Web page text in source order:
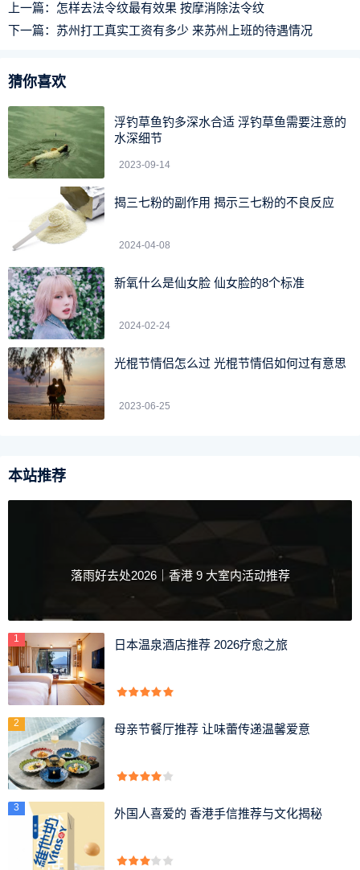
点，女款的稍微低一些，但是不影响穿戴的体验感。空军一
号男款的鞋面要低一些，女款的鞋面要稍微高一些，女款的
空军一号男款女生可以穿吗
空军一号男款女生是可以穿的，但是两者的鞋码会有一定
差别，男款39码的鞋长为24.5cm，女款为25cm。女款39码
长度大概为男款40码，差距比较小，但是不影响上脚的感
空军一号男女搭配有什么不同
男生可以搭配直筒牛仔裤，九分裤，也可搭配正装西服，身
材如果不错的话也可以搭配收脚裤。但切忌瘦弱的男生配收
衣，卫衣，皮夹克等都可以。耐克空军一号是篮球鞋，搭配
主要是运动、休闲一些的风格，正装当然也可以，会显的非
常随性。
耐克空军一号怎么清洗
1、底部清洗 洗空军一号底部时，可用少量的衣领净，将
它喷在鞋底，10几秒后用软的毛刷轻轻的刷洗，不要时间刷
太长，洗掉五口就可以了。
2、鞋眼清洗 洗鞋面的时候，要注意鞋眼的位置，这些地
上一篇： 怎样去法令纹最有效果 按摩消除法令纹
下一篇： 苏州打工真实工资有多少 来苏州上班的待遇情况
猜你喜欢
浮钓草鱼钓多深水合适 浮钓草鱼需要注意的
水深细节
2023-09-14
揭三七粉的副作用 揭示三七粉的不良反应
2024-04-08
新氧什么是仙女脸 仙女脸的8个标准
2024-02-24
光棍节情侣怎么过 光棍节情侣如何过有意思
2023-06-25
本站推荐
落雨好去处2026｜香港 9 大室内活动推荐
1 日本温泉酒店推荐 2026疗愈之旅
2 母亲节餐厅推荐 让味蕾传递温馨爱意
3 外国人喜爱的 香港手信推荐与文化揭秘